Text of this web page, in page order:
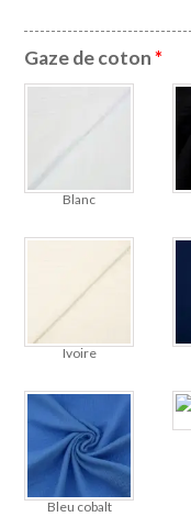
Gaze de coton*
Blanc
Ivoire
Bleu cobalt